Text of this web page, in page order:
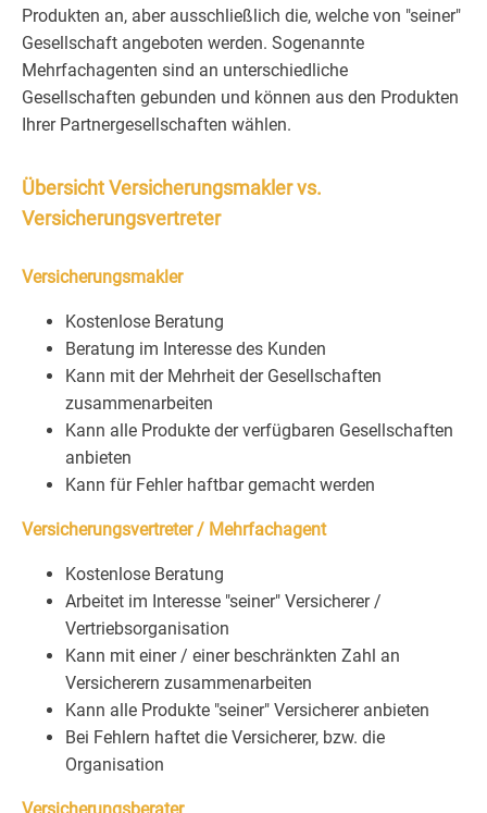
Produkten an, aber ausschließlich die, welche von "seiner"
Gesellschaft angeboten werden. Sogenannte
Mehrfachagenten sind an unterschiedliche
Gesellschaften gebunden und können aus den Produkten
Ihrer Partnergesellschaften wählen.
Übersicht Versicherungsmakler vs.
Versicherungsvertreter
Versicherungsmakler
Kostenlose Beratung
Beratung im Interesse des Kunden
Kann mit der Mehrheit der Gesellschaften
zusammenarbeiten
Kann alle Produkte der verfügbaren Gesellschaften
anbieten
Kann für Fehler haftbar gemacht werden
Versicherungsvertreter / Mehrfachagent
Kostenlose Beratung
Arbeitet im Interesse "seiner" Versicherer /
Vertriebsorganisation
Kann mit einer / einer beschränkten Zahl an
Versicherern zusammenarbeiten
Kann alle Produkte "seiner" Versicherer anbieten
Bei Fehlern haftet die Versicherer, bzw. die
Organisation